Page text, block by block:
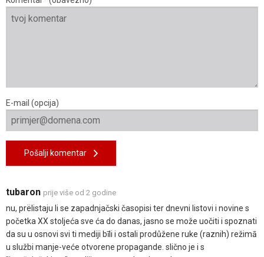
E-mail (opcija)
Pošalji komentar
tubaron prije više od 2 godine
nu, prëlistaju li se zapadnjačski časopisi ter dnevni listovi i novine s
početka XX stoljeća sve ća do danas, jasno se može uočiti i spoznati
da su u osnovi svi ti mediji bīli i ostali prodůžene ruke (raznih) režimā
u službi manje-veće otvorene propagande. slično je i s